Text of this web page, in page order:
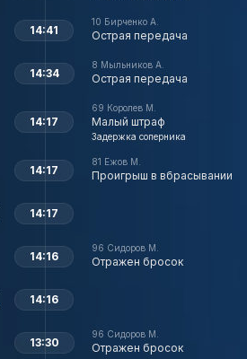
10 Бирченко А.
Острая передача
14:41
8 Мыльников А.
Острая передача
14:34
69 Королев М.
Малый штраф
Задержка соперника
14:17
81 Ежов М.
Проигрыш в вбрасывании
14:17
14:17
96 Сидоров М.
Отражен бросок
14:16
14:16
96 Сидоров М.
Отражен бросок
13:30